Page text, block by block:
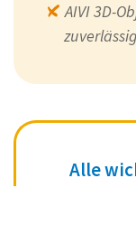
AIVI 3D-
zuverlässig
Alle